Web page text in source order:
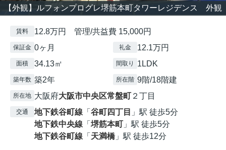
【外観】ルフォンプログレ堺筋本町タワーレジデンス 外観
賃料 12.8万円 管理/共益費 15,000円
保証金 0ヶ月 礼金 12.1万円
面積 34.13㎡ 間取り 1LDK
築年数 築2年 所在階 9階/18階建
所在地 大阪府大阪市中央区常盤町 ２丁目
交通 地下鉄谷町線 「 谷町四丁目 」駅 徒歩5分
地下鉄中央線 「 堺筋本町 」駅 徒歩5分
地下鉄谷町線 「 天満橋」駅 徒歩12分